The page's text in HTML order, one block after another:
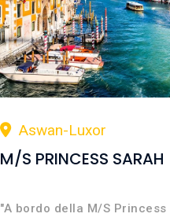
Aswan-Luxor
M/S PRINCESS SARAH
"A bordo della M/S Princess